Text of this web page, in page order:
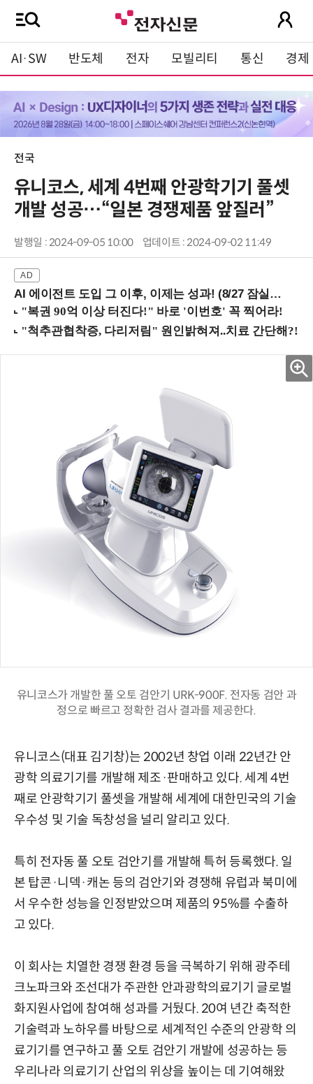
AI·SW 반도체 전자 모빌리티 통신 경제
전국
유니코스, 세계 4번째 안광학기기 풀셋
개발 성공…“일본 경쟁제품 앞질러”
발행일 : 2024-09-05 10:00 업데이트 : 2024-09-02 11:49
AI 에이전트 도입 그 이후, 이제는 성과! (8/27 잠실역)
유니코스가 개발한 풀 오토 검안기 URK-900F. 전자동 검안 과
정으로 빠르고 정확한 검사 결과를 제공한다.
유니코스(대표 김기창)는 2002년 창업 이래 22년간 안
광학 의료기기를 개발해 제조·판매하고 있다. 세계 4번
째로 안광학기기 풀셋을 개발해 세계에 대한민국의 기술
우수성 및 기술 독창성을 널리 알리고 있다.
특히 전자동 풀 오토 검안기를 개발해 특허 등록했다. 일
본 탑콘·니덱·캐논 등의 검안기와 경쟁해 유럽과 북미에
서 우수한 성능을 인정받았으며 제품의 95%를 수출하
고 있다.
이 회사는 치열한 경쟁 환경 등을 극복하기 위해 광주테
크노파크와 조선대가 주관한 안과광학의료기기 글로벌
화지원사업에 참여해 성과를 거뒀다. 20여 년간 축적한
기술력과 노하우를 바탕으로 세계적인 수준의 안광학 의
료기기를 연구하고 풀 오토 검안기 개발에 성공하는 등
우리나라 의료기기 산업의 위상을 높이는 데 기여해왔